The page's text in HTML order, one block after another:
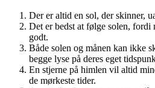
Der er altid en sol, der skinner,
Det er bedst at følge solen,
godt.
Både solen og månen kan ikke
begge lyse på deres eget
En stjerne på himlen vil altid
de mørkeste tider.